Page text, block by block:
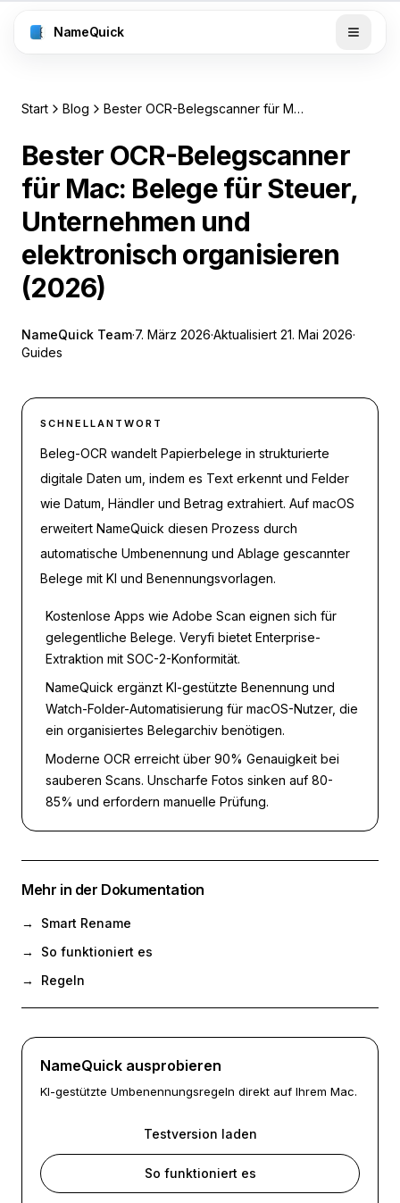
NameQuick
Start Blog Bester OCR-Belegscanner für Mac: Belege für Steuer, Unternehmen und elektronisch organisieren (2026)
Bester OCR-Belegscanner
für Mac: Belege für Steuer,
Unternehmen und
elektronisch organisieren
(2026)
NameQuick Team·7. März 2026·Aktualisiert 21. Mai 2026·
Guides
SCHNELLANTWORT
Beleg-OCR wandelt Papierbelege in strukturierte
digitale Daten um, indem es Text erkennt und Felder
wie Datum, Händler und Betrag extrahiert. Auf macOS
erweitert NameQuick diesen Prozess durch
automatische Umbenennung und Ablage gescannter
Belege mit KI und Benennungsvorlagen.
Kostenlose Apps wie Adobe Scan eignen sich für
gelegentliche Belege. Veryfi bietet Enterprise-
Extraktion mit SOC-2-Konformität.
NameQuick ergänzt KI-gestützte Benennung und
Watch-Folder-Automatisierung für macOS-Nutzer, die
ein organisiertes Belegarchiv benötigen.
Moderne OCR erreicht über 90% Genauigkeit bei
sauberen Scans. Unscharfe Fotos sinken auf 80-
85% und erfordern manuelle Prüfung.
Mehr in der Dokumentation
→
Smart Rename
→
So funktioniert es
→
Regeln
NameQuick ausprobieren
KI-gestützte Umbenennungsregeln direkt auf Ihrem Mac.
Testversion laden
So funktioniert es